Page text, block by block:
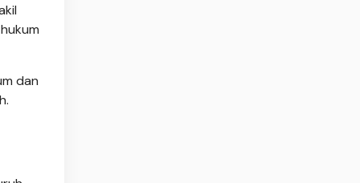
dan